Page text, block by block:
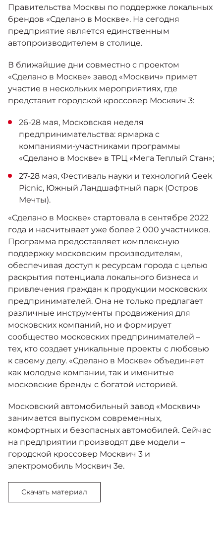
Яркий динамичный седан
от 2 237 000 ₽*
Москвич 3 с ручным
управлением (РУ)
Кроссовер, создающий равные
возможности
Москвич 8
Практичный семиместный
кроссовер
от 3 125 000 ₽*
Кредитные программы
Спецпредложения
Калькулятор трейд-ин
Страховые программы
Моторное масло
СЕРВИСНЫЕ АКЦИИ
АКСЕССУАРЫ
КОНТАКТЫ
Правительства Москвы по поддержке локальных
брендов «Сделано в Москве». На сегодня
предприятие является единственным
автопроизводителем в столице.
В ближайшие дни совместно с проектом
«Сделано в Москве» завод «Москвич» примет
участие в нескольких мероприятиях, где
представит городской кроссовер Москвич 3:
26-28 мая, Московская неделя
предпринимательства: ярмарка с
компаниями-участниками программы
«Сделано в Москве» в ТРЦ «Мега Теплый Стан»;
27-28 мая, Фестиваль науки и технологий Geek
Picnic, Южный Ландшафтный парк (Остров
Мечты).
«Сделано в Москве» стартовала в сентябре 2022
года и насчитывает уже более 2 000 участников.
Программа предоставляет комплексную
поддержку московским производителям,
обеспечивая доступ к ресурсам города с целью
раскрытия потенциала локального бизнеса и
привлечения граждан к продукции московских
предпринимателей. Она не только предлагает
различные инструменты продвижения для
московских компаний, но и формирует
сообщество московских предпринимателей –
тех, кто создает уникальные проекты с любовью
к своему делу. «Сделано в Москве» объединяет
как молодые компании, так и именитые
московские бренды с богатой историей.
Московский автомобильный завод «Москвич»
занимается выпуском современных,
комфортных и безопасных автомобилей. Сейчас
на предприятии производят две модели –
городской кроссовер Москвич 3 и
электромобиль Москвич 3е.
Скачать материал